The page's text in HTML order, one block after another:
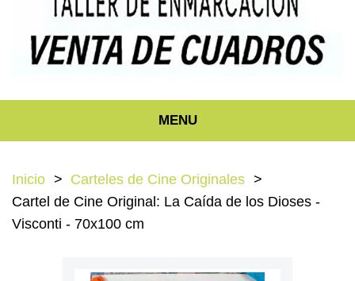
MENU
Inicio
Carteles de Cine Originales
Cartel de Cine Original: La Caída de los Dioses -
Visconti - 70x100 cm